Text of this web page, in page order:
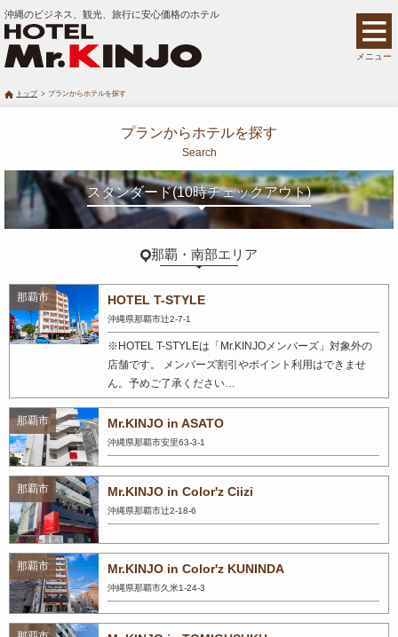
沖縄のビジネス、観光、旅行に安心価格のホテル
メニュー
トップ プランからホテルを探す
プランからホテルを探す
Search
スタンダード(10時チェックアウト)
那覇・南部エリア
那覇市 HOTEL T-STYLE
沖縄県那覇市辻2-7-1
※HOTEL T-STYLEは「Mr.KINJOメンバーズ」対象外の
店舗です。 メンバーズ割引やポイント利用はできませ
ん。予めご了承ください…
那覇市 Mr.KINJO in ASATO
沖縄県那覇市安里63-3-1
那覇市 Mr.KINJO in Color'z Ciizi
沖縄県那覇市辻2-18-6
那覇市 Mr.KINJO in Color'z KUNINDA
沖縄県那覇市久米1-24-3